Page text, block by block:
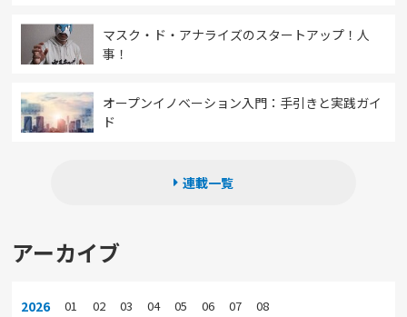
マスク・ド・アナライズのスタートアップ！人
事！
オープンイノベーション入門：手引きと実践ガイ
ド
連載一覧
アーカイブ
2026 01 02 03 04 05 06 07 08